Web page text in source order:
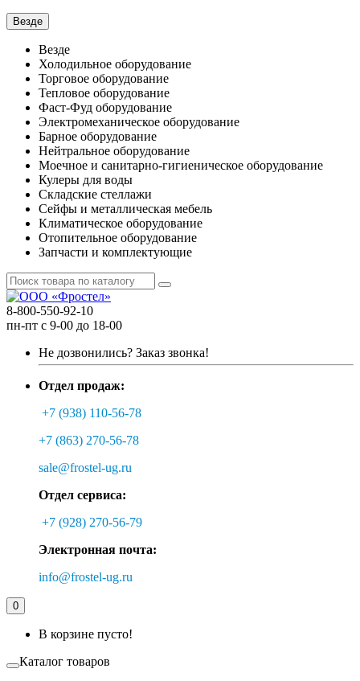
Везде
Везде
Холодильное оборудование
Торговое оборудование
Тепловое оборудование
Фаст-Фуд оборудование
Электромеханическое оборудование
Барное оборудование
Нейтральное оборудование
Моечное и санитарно-гигиеническое оборудование
Кулеры для воды
Складские стеллажи
Сейфы и металлическая мебель
Климатическое оборудование
Отопительное оборудование
Запчасти и комплектующие
8-800-550-92-10
пн-пт с 9-00 до 18-00
Не дозвонились? Заказ звонка!
Отдел продаж:
+7 (938) 110-56-78
+7 (863) 270-56-78
sale@frostel-ug.ru
Отдел сервиса:
+7 (928) 270-56-79
Электронная почта:
info@frostel-ug.ru
0
В корзине пусто!
Каталог товаров